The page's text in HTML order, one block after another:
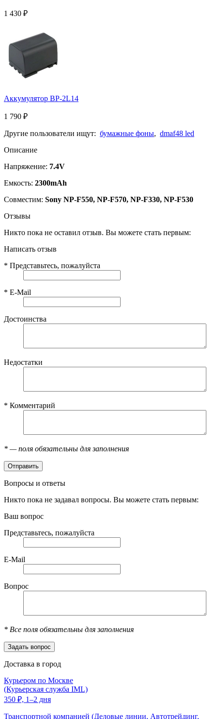
1 430 ₽
Аккумулятор BP-2L14
1 790 ₽
Другие пользователи ищут: бумажные фоны, dmaf48 led
Описание
Напряжение: 7.4V
Емкость: 2300mAh
Совместим: Sony NP-F550, NP-F570, NP-F330, NP-F530
Отзывы
Никто пока не оставил отзыв. Вы можете стать первым:
Написать отзыв
* Представьтесь, пожалуйста
* E-Mail
Достоинства
Недостатки
* Комментарий
* — поля обязательны для заполнения
Вопросы и ответы
Никто пока не задавал вопросы. Вы можете стать первым:
Ваш вопрос
Представьтесь, пожалуйста
E-Mail
Вопрос
* Все поля обязательны для заполнения
Доставка в город
Курьером по Москве
(Курьерская служба IML)
350 ₽, 1–2 дня
Транспортной компанией (Деловые линии, Автотрейдинг,